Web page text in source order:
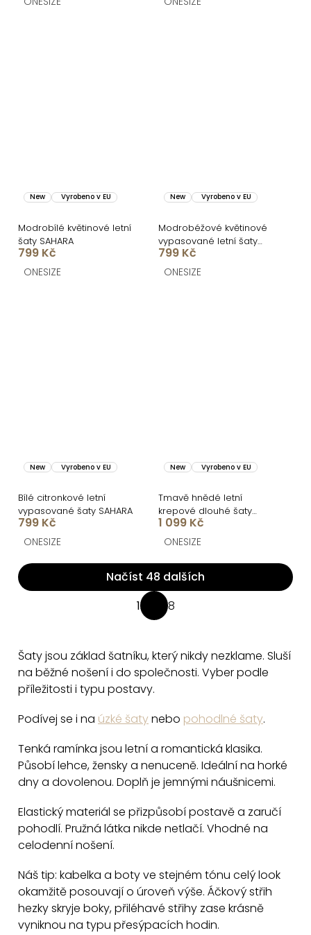
New Vyrobeno v EU
Modrobílé květinové letní
šaty SAHARA
799 Kč
ONESIZE
New Vyrobeno v EU
Modrobéžové květinové
vypasované letní šaty
SAHARA
799 Kč
ONESIZE
New Vyrobeno v EU
Bílé citronkové letní
vypasované šaty SAHARA
799 Kč
ONESIZE
New Vyrobeno v EU
Tmavě hnědé letní
krepové dlouhé šaty
ROSAVIA
1 099 Kč
ONESIZE
O
v
á
d
í
p
r
v
y
v
p
i
s
u
Načíst 48 dalších
á
n
v
n
í
1 8
Šaty jsou základ šatníku, který nikdy nezklame. Sluší
na běžné nošení i do společnosti. Vyber podle
příležitosti i typu postavy.
Podívej se i na úzké šatynebo pohodlné šaty.
Tenká ramínka jsou letní a romantická klasika.
Působí lehce, žensky a nenuceně. Ideální na horké
dny a dovolenou. Doplň je jemnými náušnicemi.
Elastický materiál se přizpůsobí postavě a zaručí
pohodlí. Pružná látka nikde netlačí. Vhodné na
celodenní nošení.
Náš tip: kabelka a boty ve stejném tónu celý look
okamžitě posouvají o úroveň výše. Áčkový střih
hezky skryje boky, přiléhavé střihy zase krásně
vyniknou na typu přesýpacích hodin.